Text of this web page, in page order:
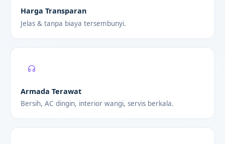
Harga Transparan
Jelas & tanpa biaya tersembunyi.
Armada Terawat
Bersih, AC dingin, interior wangi, servis berkala.